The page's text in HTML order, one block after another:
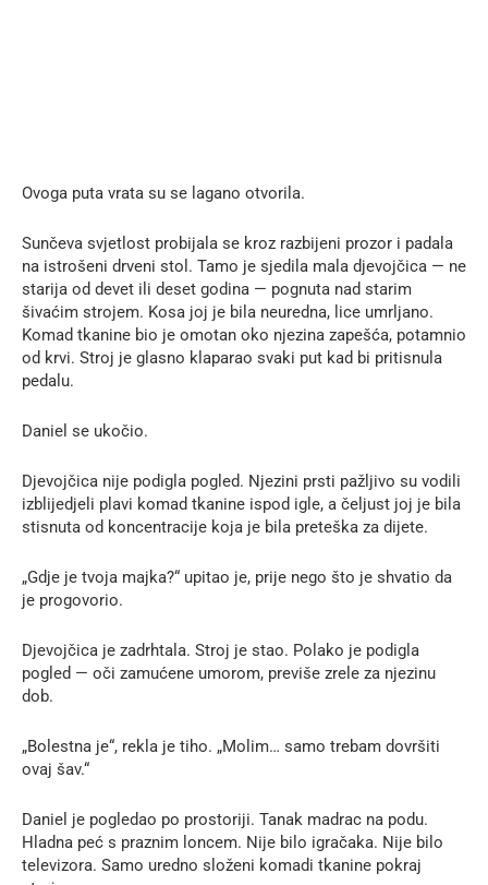
Ovoga puta vrata su se lagano otvorila.
Sunčeva svjetlost probijala se kroz razbijeni prozor i padala
na istrošeni drveni stol. Tamo je sjedila mala djevojčica — ne
starija od devet ili deset godina — pognuta nad starim
šivaćim strojem. Kosa joj je bila neuredna, lice umrljano.
Komad tkanine bio je omotan oko njezina zapešća, potamnio
od krvi. Stroj je glasno klaparao svaki put kad bi pritisnula
pedalu.
Daniel se ukočio.
Djevojčica nije podigla pogled. Njezini prsti pažljivo su vodili
izblijedjeli plavi komad tkanine ispod igle, a čeljust joj je bila
stisnuta od koncentracije koja je bila preteška za dijete.
„Gdje je tvoja majka?“ upitao je, prije nego što je shvatio da
je progovorio.
Djevojčica je zadrhtala. Stroj je stao. Polako je podigla
pogled — oči zamućene umorom, previše zrele za njezinu
dob.
„Bolestna je“, rekla je tiho. „Molim… samo trebam dovršiti
ovaj šav.“
Daniel je pogledao po prostoriji. Tanak madrac na podu.
Hladna peć s praznim loncem. Nije bilo igračaka. Nije bilo
televizora. Samo uredno složeni komadi tkanine pokraj